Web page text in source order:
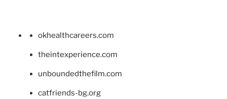
okhealthcareers.com
theintexperience.com
unboundedthefilm.com
catfriends-bg.org